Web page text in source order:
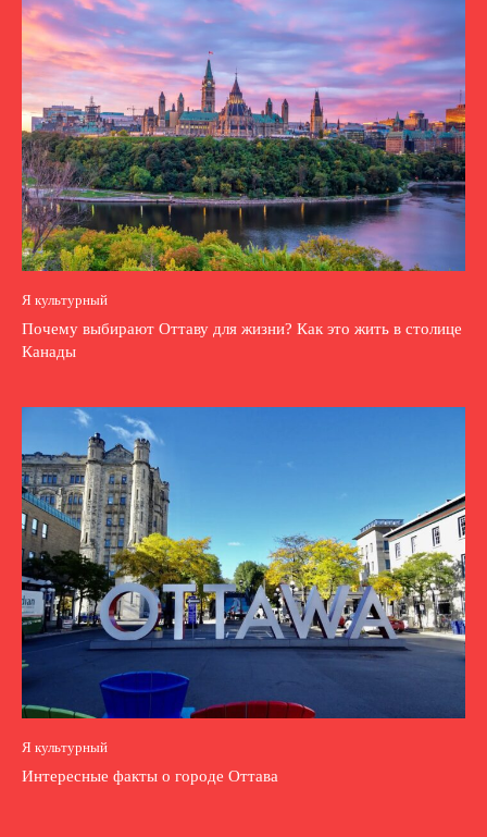
Я культурный
Почему выбирают Оттаву для жизни? Как это жить в столице
Канады
Я культурный
Интересные факты о городе Оттава